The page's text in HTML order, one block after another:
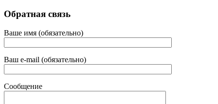
Обратная связь
Ваше имя (обязательно)
Ваш e-mail (обязательно)
Сообщение